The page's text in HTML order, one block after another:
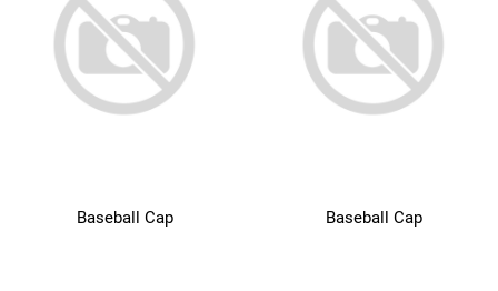
Baseball Cap Baseball Cap